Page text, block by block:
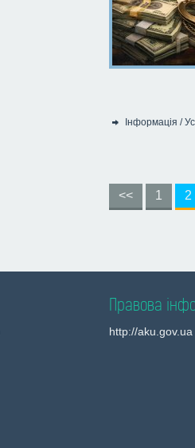
Категорія:
Інформація /
<< 1 2
Правова
http://aku.gov.ua